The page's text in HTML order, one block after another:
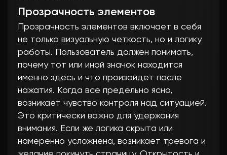
Прозрачность элементов
Прозрачность элементов включает в себя
не только визуальную четкость, но и логику
работы. Пользователь должен понимать,
почему тот или иной значок находится
именно здесь и что произойдет после
нажатия. Когда все предельно ясно,
возникает чувство контроля над ситуацией.
Это критически важно для удержания
внимания. Если же логика скрыта или
намеренно усложнена, возникает тревога и